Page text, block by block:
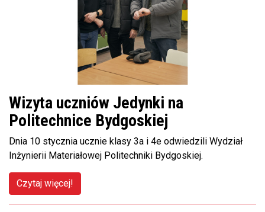
Wizyta uczniów Jedynki na
Politechnice Bydgoskiej
Dnia 10 stycznia ucznie klasy 3a i 4e odwiedzili Wydział
Inżynierii Materiałowej Politechniki Bydgoskiej.
Czytaj więcej!